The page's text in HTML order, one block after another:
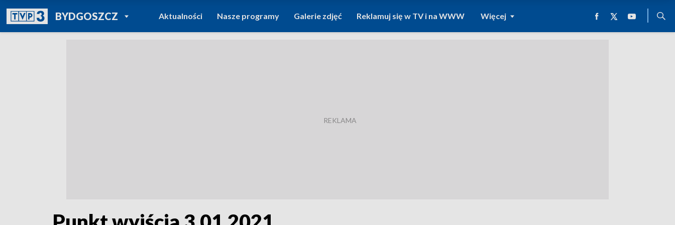
BYDGOSZCZPOWRÓT DO
TVP REGIONY
Aktualności Nasze programy Galerie zdjęć Reklamuj się w TV i na WWW Więcej